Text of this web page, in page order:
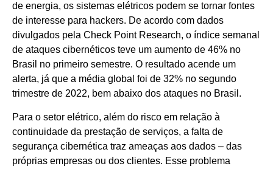
de energia, os sistemas elétricos podem se tornar fontes
de interesse para hackers. De acordo com dados
divulgados pela Check Point Research, o índice semanal
de ataques cibernéticos teve um aumento de 46% no
Brasil no primeiro semestre. O resultado acende um
alerta, já que a média global foi de 32% no segundo
trimestre de 2022, bem abaixo dos ataques no Brasil.
Para o setor elétrico, além do risco em relação à
continuidade da prestação de serviços, a falta de
segurança cibernética traz ameaças aos dados – das
próprias empresas ou dos clientes. Esse problema